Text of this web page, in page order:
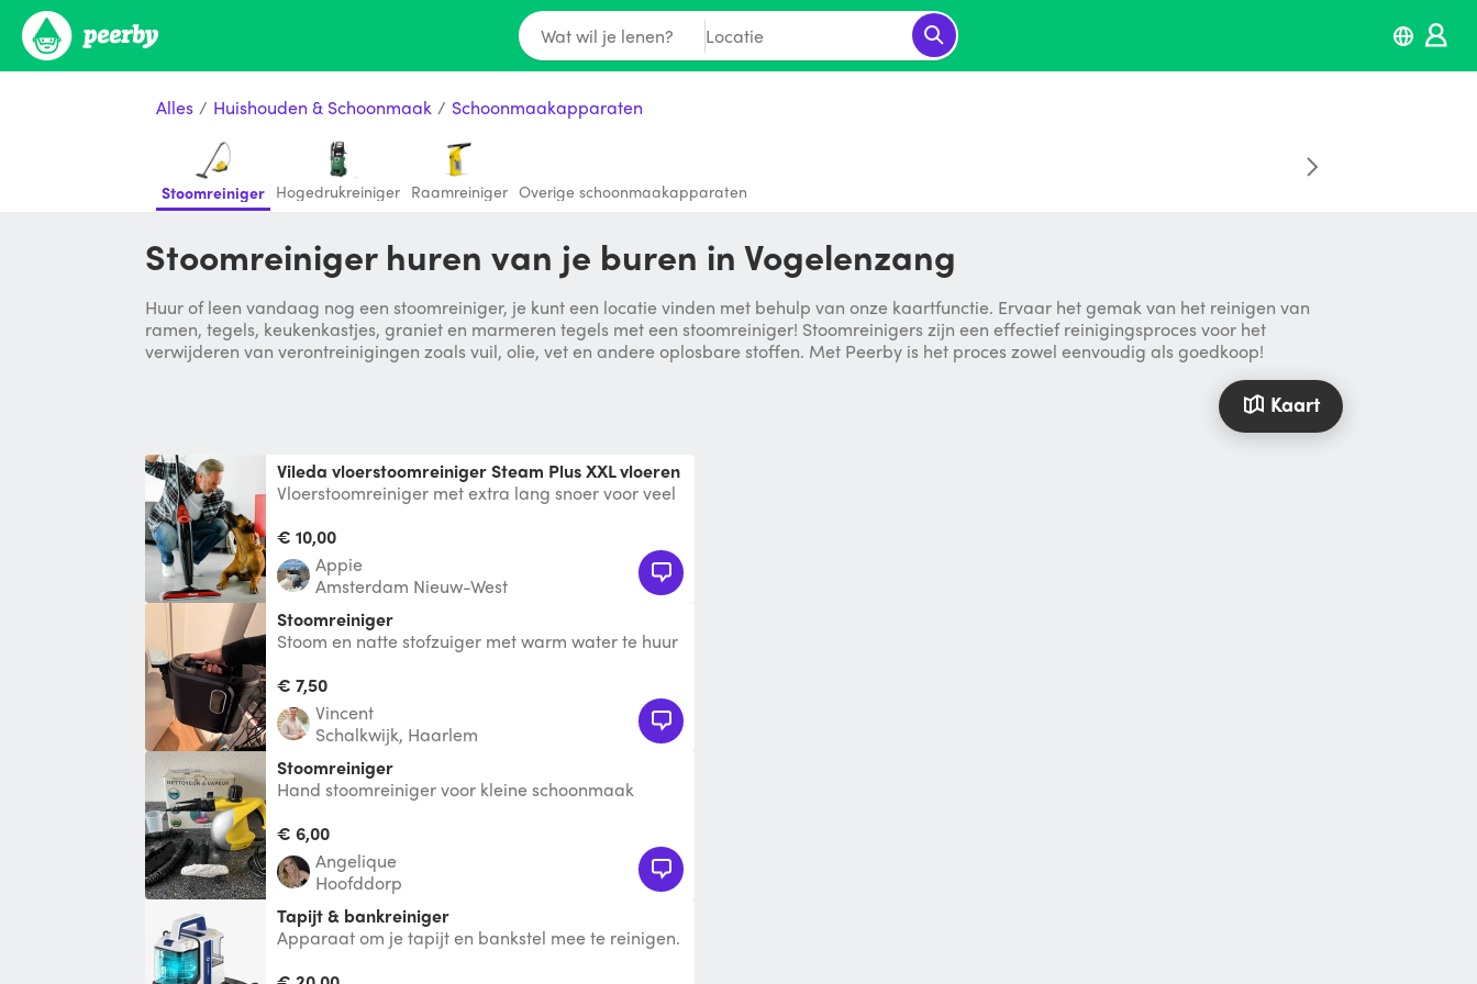
Wat wil je lenen? Locatie
Alles / Huishouden & Schoonmaak / Schoonmaakapparaten
Stoomreiniger Hogedrukreiniger Raamreiniger Overige schoonmaakapparaten
Stoomreiniger huren van je buren in Vogelenzang
Huur of leen vandaag nog een stoomreiniger, je kunt een locatie vinden met behulp van onze kaartfunctie. Ervaar het gemak van het reinigen van
ramen, tegels, keukenkastjes, graniet en marmeren tegels met een stoomreiniger! Stoomreinigers zijn een effectief reinigingsproces voor het
verwijderen van verontreinigingen zoals vuil, olie, vet en andere oplosbare stoffen. Met Peerby is het proces zowel eenvoudig als goedkoop!
Kaart
Vileda vloerstoomreiniger Steam Plus XXL vloeren
Vloerstoomreiniger met extra lang snoer voor veel
vo
€ 10,00
Appie
Amsterdam Nieuw-West
Stoomreiniger
Stoom en natte stofzuiger met warm water te huur
Zuigt d
€ 7,50
Vincent
Schalkwijk, Haarlem
Stoomreiniger
Hand stoomreiniger voor kleine schoonmaak
€ 6,00
Angelique
Hoofddorp
Tapijt & bankreiniger
Apparaat om je tapijt en bankstel mee te reinigen.